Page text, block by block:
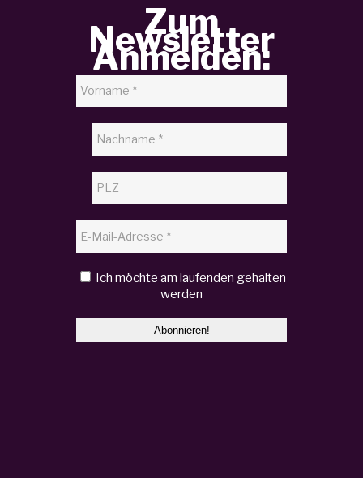
Zum
Newsletter
Anmelden:
Ich möchte am laufenden gehalten
werden